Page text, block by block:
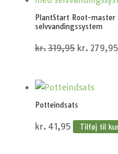
PlantStart Root-
selvvandingssystem
kr.319,95 Den
var:
kr.319,95.
kr. 279,95
Potteindsats
kr. 41,95 Tilføj til